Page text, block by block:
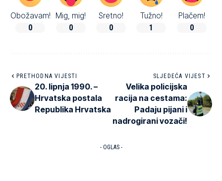
Obožavam!
0
Mig, mig!
0
Sretno!
0
Tužno!
1
Plačem!
0
PRETHODNA VIJESTI
20. lipnja 1990. –
Hrvatska postala
Republika Hrvatska
SLJEDEĆA VIJEST
Velika policijska
racija na cestama:
Padaju pijani i
nadrogirani vozači!
- OGLAS -